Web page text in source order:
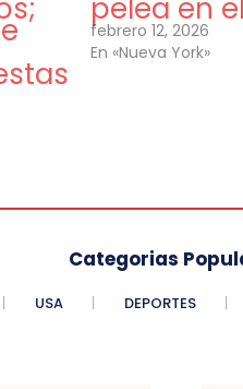
pelea en
febrero 12, 2026
En «Nueva York»
Categorias
USA DEPORTES